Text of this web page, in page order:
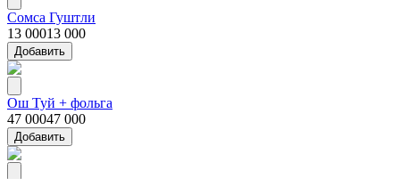
Сомса Гуштли
13 00013 000
Добавить
Ош Туй + фольга
47 00047 000
Добавить